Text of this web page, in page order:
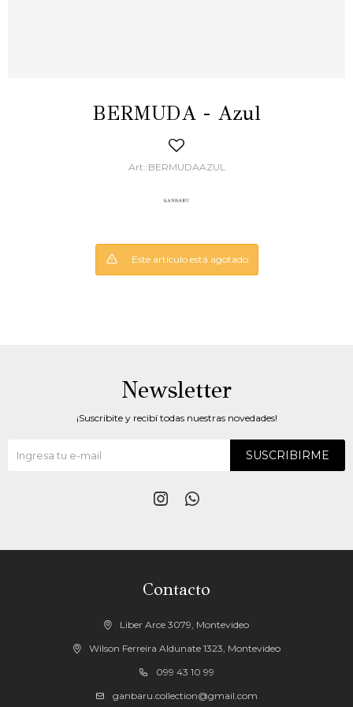
BERMUDA - Azul
BERMUDAAZUL
Este artículo está agotado.
Contacto
Liber Arce 3079, Montevideo
Wilson Ferreira Aldunate 1323, Montevideo
099 43 10 99
ganbaru.collection@gmail.com
Newsletter
¡Suscribite y recibí todas nuestras novedades!
SUSCRIBIRME
 